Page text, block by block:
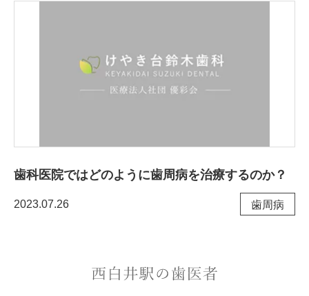
歯科医院ではどのように歯周病を治療するのか？
2023.07.26 ⻭周病